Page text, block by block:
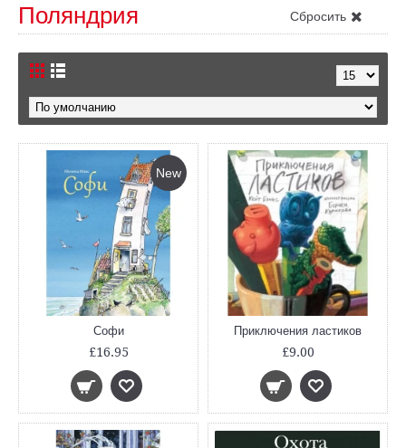
Сбросить
Поляндрия
New
Софи
£16.95
Приключения ластиков
£9.00